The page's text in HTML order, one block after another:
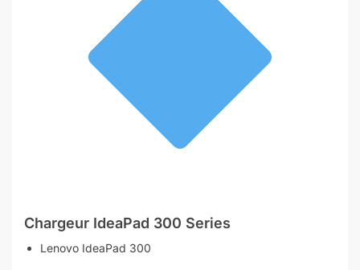
Chargeur IdeaPad 300 Series
Lenovo IdeaPad 300